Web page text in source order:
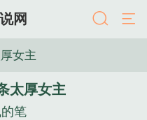
网
女主
太厚女主
笔